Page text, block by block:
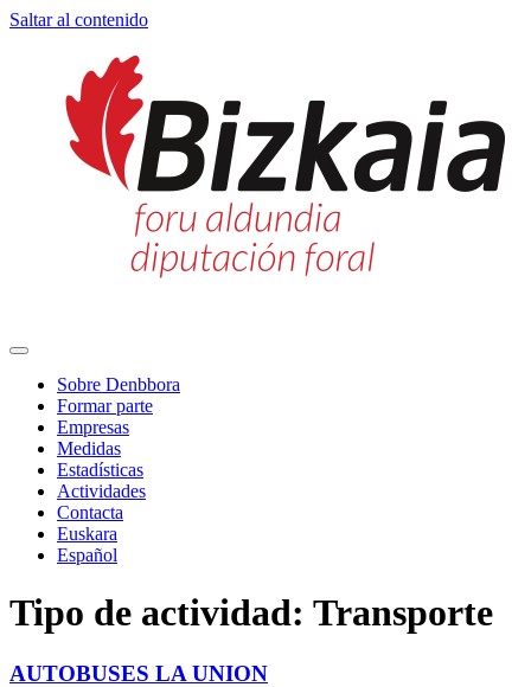
Saltar al contenido
Navegación
principal
Sobre Denbbora
Formar parte
Empresas
Medidas
Estadísticas
Actividades
Contacta
Euskara
Español
Tipo de actividad: Transporte
AUTOBUSES LA UNION